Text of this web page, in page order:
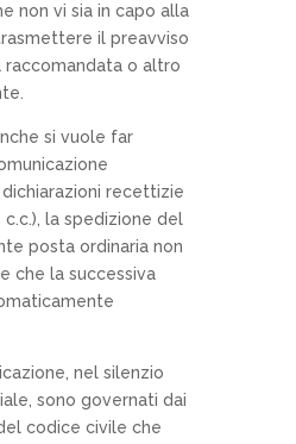
non vi sia in capo alla
il preavviso
o altro
si vuole far
recettizie
c.c.), la spedizione del
posta ordinaria non
che la successiva
nel silenzio
sono governati dai
codice civile che